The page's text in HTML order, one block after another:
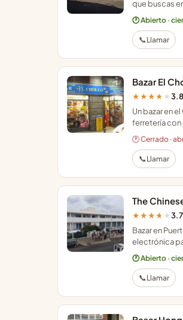
que buscas
🕐 Abierto ·
📞Llamar
Bazar El
★★★★★ 3.8
Un bazar en
ferretería con
🕐 Cerrado ·
📞Llamar
The
★★★★★ 3.7
Bazar en
electrónica
🕐 Abierto ·
📞Llamar